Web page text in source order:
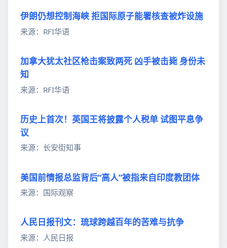
伊朗仍想控制海峡 拒国际原子能署核查被炸设施
来源：RFI华语
加拿大犹太社区枪击案致两死 凶手被击毙 身份未
知
来源：RFI华语
历史上首次！英国王将披露个人税单 试图平息争
议
来源：长安街知事
美国前情报总监背后“高人”被指来自印度教团体
来源：国际观察
人民日报刊文：琉球跨越百年的苦难与抗争
来源：人民日报